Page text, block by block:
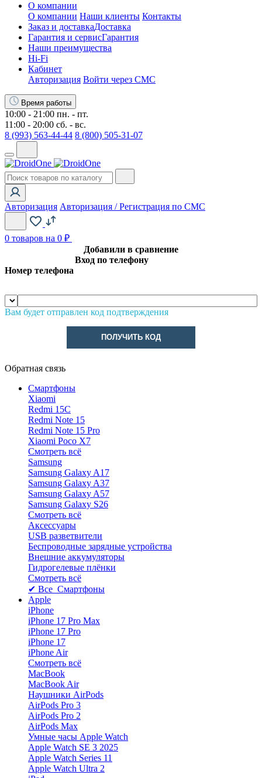
О компании
О компании Наши клиенты Контакты
Заказ и доставкаДоставка
Гарантия и сервисГарантия
Наши преимущества
Hi-Fi
Кабинет
Авторизация Войти через СМС
Время работы
10:00 - 21:00 пн. - пт.
11:00 - 20:00 сб. - вс.
8 (993) 563-44-44 8 (800) 505-31-07
Авторизация Авторизация / Регистрация по СМС
0 товаров на 0 ₽
Добавили в сравнение
Вход по телефону
Номер телефона
Вам будет отправлен код подтверждения
ПОЛУЧИТЬ КОД
Обратная связь
Смартфоны
Xiaomi
Redmi 15C
Redmi Note 15
Redmi Note 15 Pro
Xiaomi Poco X7
Смотреть всё
Samsung
Samsung Galaxy A17
Samsung Galaxy A37
Samsung Galaxy A57
Samsung Galaxy S26
Смотреть всё
Аксессуары
USB разветвители
Беспроводные зарядные устройства
Внешние аккумуляторы
Гидрогелевые плёнки
Смотреть всё
✔ Все Смартфоны
Apple
iPhone
iPhone 17 Pro Max
iPhone 17 Pro
iPhone 17
iPhone Air
Смотреть всё
MacBook
MacBook Air
Наушники AirPods
AirPods Pro 3
AirPods Pro 2
AirPods Max
Умные часы Apple Watch
Apple Watch SE 3 2025
Apple Watch Series 11
Apple Watch Ultra 2